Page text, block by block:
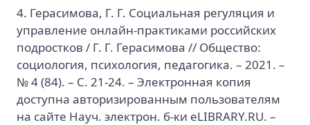
4. Герасимова, Г. Г. Социальная регуляция и
управление онлайн-практиками российских
подростков / Г. Г. Герасимова // Общество:
социология, психология, педагогика. – 2021. –
№ 4 (84). – С. 21-24. – Электронная копия
доступна авторизированным пользователям
на сайте Науч. электрон. б-ки eLIBRARY.RU. –